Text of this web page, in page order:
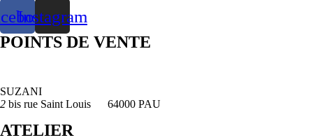
Instagram
POINTS DE VENTE
SUZANI
2 bis rue Saint Louis 64000 PAU
ATELIER